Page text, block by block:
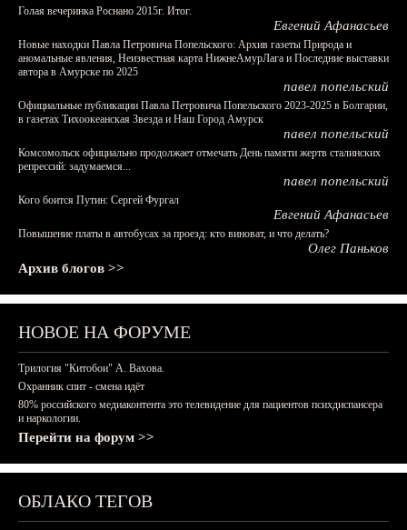
Голая вечеринка Роснано 2015г. Итог.
Евгений Афанасьев
Новые находки Павла Петровича Попельского: Архив газеты Природа и
аномальные явления, Неизвестная карта НижнеАмурЛага и Последние выставки
автора в Амурске по 2025
павел попельский
Официальные публикации Павла Петровича Попельского 2023-2025 в Болгарии,
в газетах Тихоокеанская Звезда и Наш Город Амурск
павел попельский
Комсомольск официально продолжает отмечать День памяти жертв сталинских
репрессий: задумаемся...
павел попельский
Кого боится Путин: Сергей Фургал
Евгений Афанасьев
Повышение платы в автобусах за проезд: кто виноват, и что делать?
Олег Паньков
Архив блогов >>
НОВОЕ НА ФОРУМЕ
Трилогия "Китобои" А. Вахова.
Охранник спит - смена идёт
80% российского медиаконтента это телевидение для пациентов психдиспансера
и наркологии.
Перейти на форум >>
ОБЛАКО ТЕГОВ